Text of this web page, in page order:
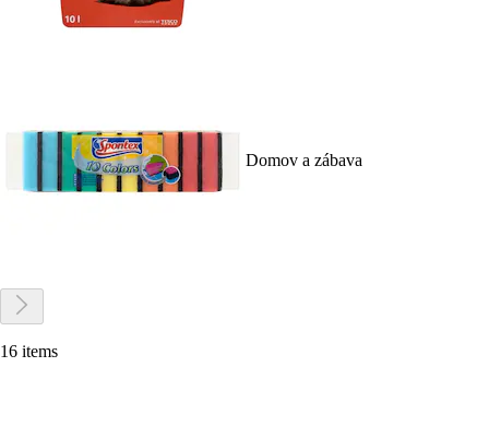
Domov a zábava
16 items